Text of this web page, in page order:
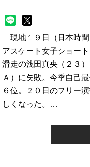
現地１９日（日本時間
アスケート女子ショー
滑走の浅田真央（２３
Ａ）に失敗。今季自己
６位。２０日のフリー
しくなった。…